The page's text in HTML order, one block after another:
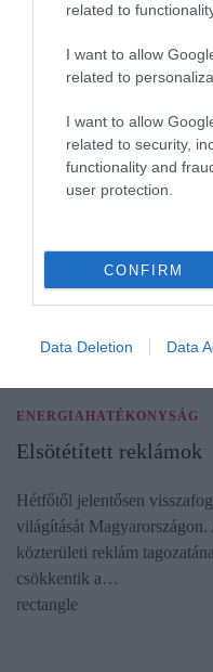
related to
I want to allow
related to
I want to allow
related to security,
functionality and
user protection.
CONFIRM
Data Deletion Data
ENERGIAHATÉKONYSÁG
Elsötétített reklámok
Hétfőtől jelentősen
világítását
közterületi reklám
csökkentik a…
rectangle